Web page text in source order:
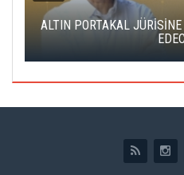
ALTIN PORTAKAL